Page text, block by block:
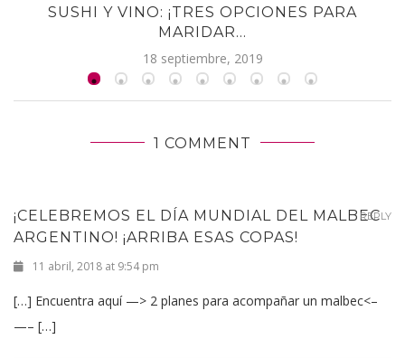
SUSHI Y VINO: ¡TRES OPCIONES PARA
MARIDAR...
18 septiembre, 2019
1 COMMENT
¡CELEBREMOS EL DÍA MUNDIAL DEL MALBEC
ARGENTINO! ¡ARRIBA ESAS COPAS!
11 abril, 2018 at 9:54 pm
[…] Encuentra aquí —> 2 planes para acompañar un malbec<–
—– […]
REPLY